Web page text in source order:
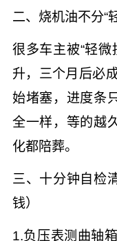
二、烧机油不分“
很多车主被“轻
升，三个月后必
始堵塞，进度条
全一样，等的越
化都陪葬。
三、十分钟自检
钱）
1.负压表测曲轴